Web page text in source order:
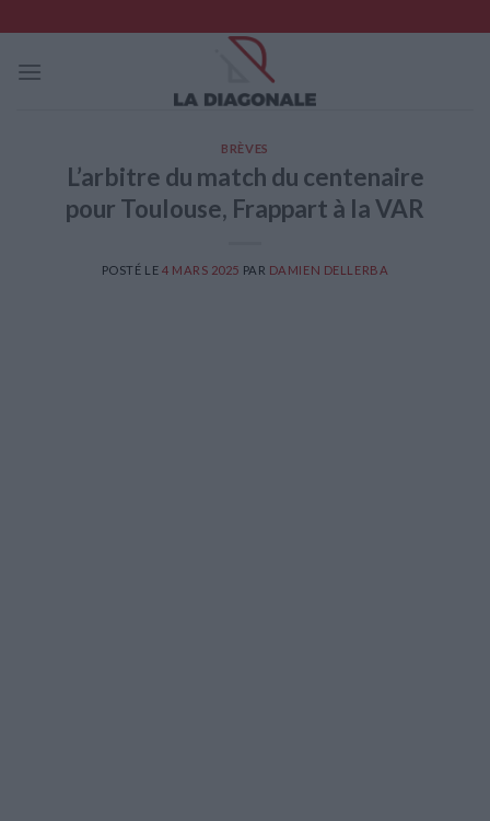
to
content
BRÈVES
L’arbitre du match du centenaire
pour Toulouse, Frappart à la VAR
POSTÉ LE 4 MARS 2025 PAR DAMIEN DELLERBA